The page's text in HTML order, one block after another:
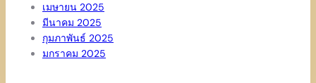
เมษายน 2025
มีนาคม 2025
กุมภาพันธ์ 2025
มกราคม 2025